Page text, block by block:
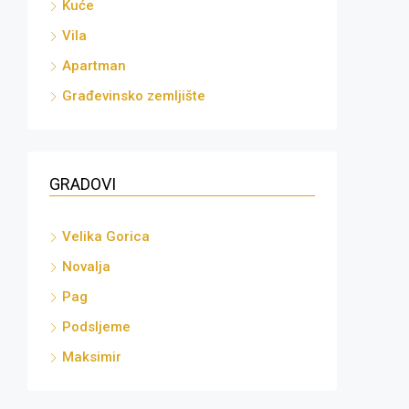
Kuće
Vila
Apartman
Građevinsko zemljište
GRADOVI
Velika Gorica
Novalja
Pag
Podsljeme
Maksimir